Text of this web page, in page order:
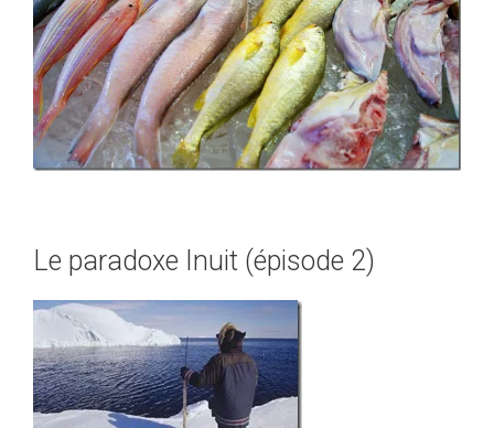
Le paradoxe Inuit (épisode 2)